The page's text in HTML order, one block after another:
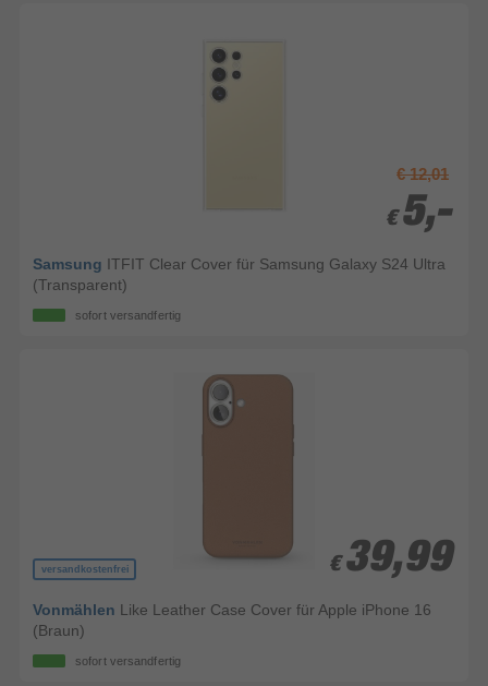
€ 12,01
€ 5,-
€ 5,-
Samsung ITFIT Clear Cover für Samsung Galaxy S24 Ultra
(Transparent)
sofort versandfertig
versandkostenfrei € 39,99
€ 39,99
Vonmählen Like Leather Case Cover für Apple iPhone 16
(Braun)
sofort versandfertig